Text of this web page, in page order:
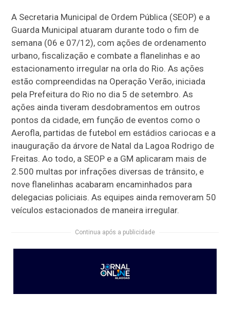
A Secretaria Municipal de Ordem Pública (SEOP) e a
Guarda Municipal atuaram durante todo o fim de
semana (06 e 07/12), com ações de ordenamento
urbano, fiscalização e combate a flanelinhas e ao
estacionamento irregular na orla do Rio. As ações
estão compreendidas na Operação Verão, iniciada
pela Prefeitura do Rio no dia 5 de setembro. As
ações ainda tiveram desdobramentos em outros
pontos da cidade, em função de eventos como o
Aerofla, partidas de futebol em estádios cariocas e a
inauguração da árvore de Natal da Lagoa Rodrigo de
Freitas. Ao todo, a SEOP e a GM aplicaram mais de
2.500 multas por infrações diversas de trânsito, e
nove flanelinhas acabaram encaminhados para
delegacias policiais. As equipes ainda removeram 50
veículos estacionados de maneira irregular.
Continua após a publicidade